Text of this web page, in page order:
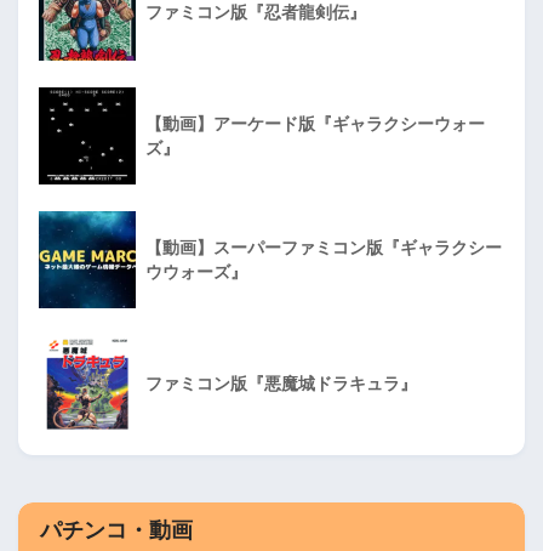
ファミコン版『忍者龍剣伝』
【動画】アーケード版『ギャラクシーウォー
ズ』
【動画】スーパーファミコン版『ギャラクシー
ウウォーズ』
ファミコン版『悪魔城ドラキュラ』
パチンコ・動画